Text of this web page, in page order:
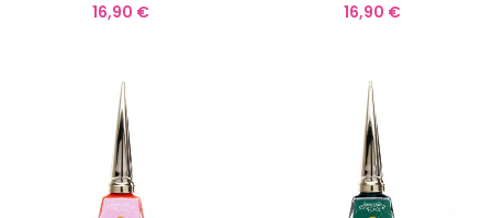
16,90 €
16,90 €